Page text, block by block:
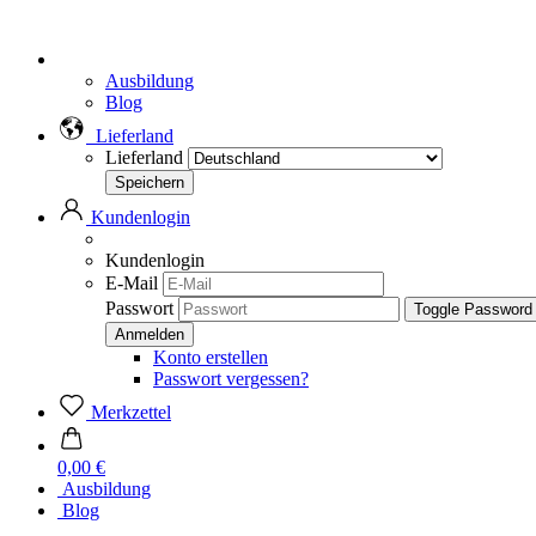
Lieferland
Lieferland
Kundenlogin
Kundenlogin
Passwort
Konto erstellen
Passwort vergessen?
Merkzettel
0,00 €
Ausbildung
Blog
Menü